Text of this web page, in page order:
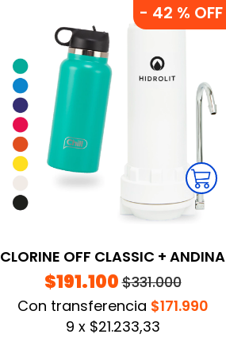
- 42 % OFF
CLORINE OFF CLASSIC + ANDINA
$191.100$331.000
Con transferencia $171.990
9 x $21.233,33